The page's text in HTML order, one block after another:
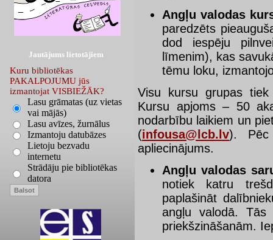
Jautājums lietotājiem
Kuru bibliotēkas
PAKALPOJUMU jūs
izmantojat VISBIEŽĀK?
Lasu grāmatas (uz vietas
vai mājās)
Lasu avīzes, žurnālus
Izmantoju datubāzes
Lietoju bezvadu
internetu
Strādāju pie bibliotēkas
datora
Angļu valodas
paredzēts
dod iespēju
līmenim), kas
tēmu loku,
Visu kursu grupas
Kursu apjoms – 50
nodarbību laikiem un
(infousa@lcb.lv). Pēc
apliecinājums.
Angļu valodas
notiek katru
paplašināt
angļu valodā.
priekšzināšanām.